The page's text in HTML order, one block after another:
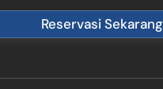
Reservasi Sekarang